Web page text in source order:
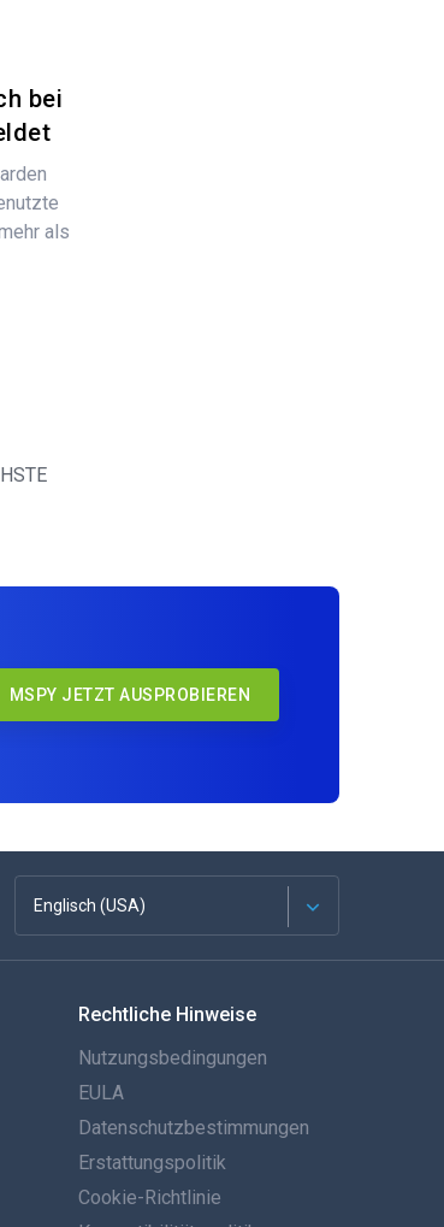
bei
als
MSPY JETZT AUSPROBIEREN
Englisch (USA)
Französisch
Español
Português
Italiano
Rechtliche Hinweise
Nutzungsbedingungen
EULA
Datenschutzbestimmungen
Erstattungspolitik
Cookie-Richtlinie